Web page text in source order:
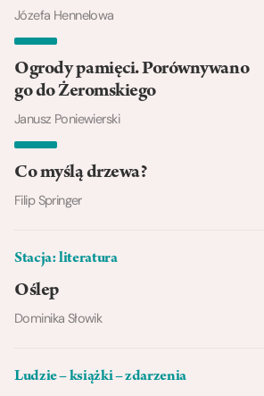
Józefa Hennelowa
Ogrody pamięci. Porównywano
go do Żeromskiego
Janusz Poniewierski
Co myślą drzewa?
Filip Springer
Stacja: literatura
Oślep
Dominika Słowik
Ludzie – książki – zdarzenia